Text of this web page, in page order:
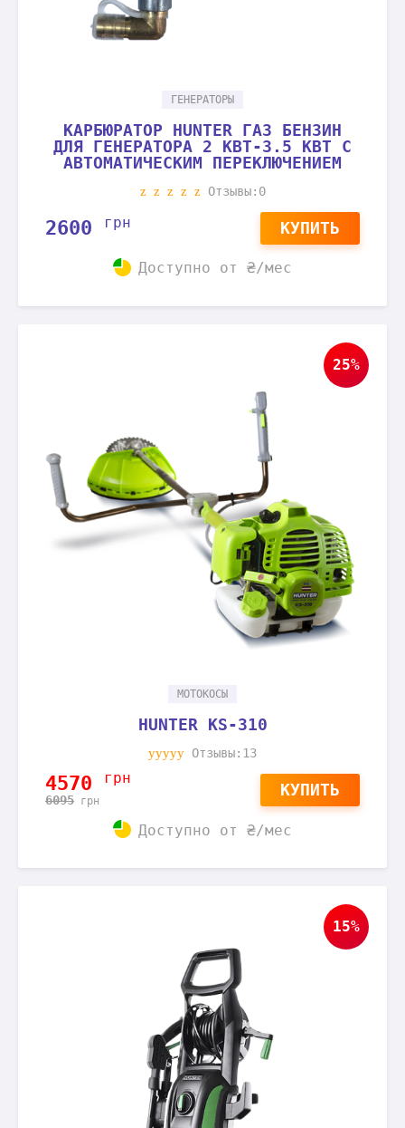
ГЕНЕРАТОРЫ
КАРБЮРАТОР HUNTER ГАЗ БЕНЗИН
ДЛЯ ГЕНЕРАТОРА 2 КВТ-3.5 КВТ С
АВТОМАТИЧЕСКИМ ПЕРЕКЛЮЧЕНИЕМ
Отзывы:0
2600 грн КУПИТЬ
Доступно от ₴/мес
25%
МОТОКОСЫ
HUNTER KS-310
Отзывы:13
4570 грн
6095 грн
КУПИТЬ
Доступно от ₴/мес
15%